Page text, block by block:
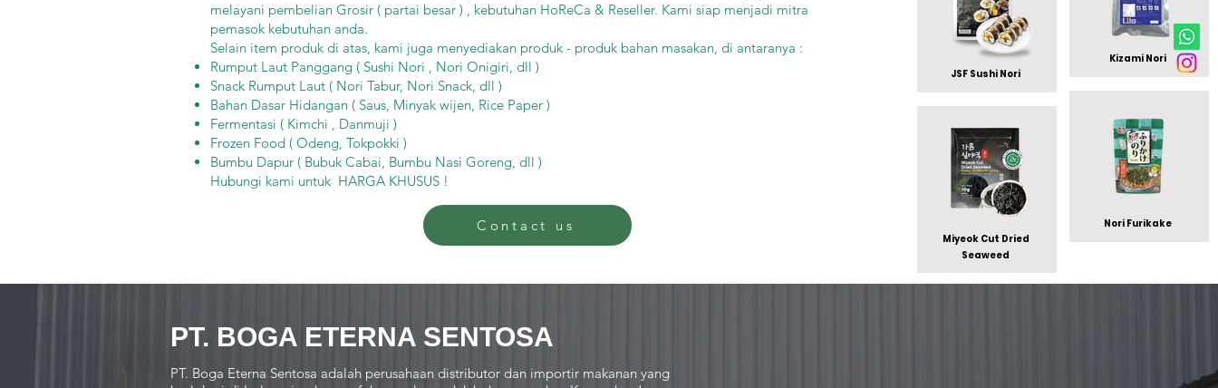
melayani pembelian Grosir ( partai besar ) , kebutuhan HoReCa & Reseller. Kami siap menjadi mitra
pemasok kebutuhan anda.
Selain item produk di atas, kami juga menyediakan produk - produk bahan masakan, di antaranya :
Rumput Laut Panggang ( Sushi Nori , Nori Onigiri, dll )
Snack Rumput Laut ( Nori Tabur, Nori Snack, dll )
Bahan Dasar Hidangan ( Saus, Minyak wijen, Rice Paper )
Fermentasi ( Kimchi , Danmuji )
Frozen Food ( Odeng, Tokpokki )
Bumbu Dapur ( Bubuk Cabai, Bumbu Nasi Goreng, dll )
Hubungi kami untuk HARGA KHUSUS !
Contact us
JSF Sushi Nori
Miyeok Cut Dried
Seaweed
Kizami Nori
Nori Furikake
PT. BOGA ETERNA SENTOSA
PT. Boga Eterna Sentosa adalah perusahaan distributor dan importir makanan yang